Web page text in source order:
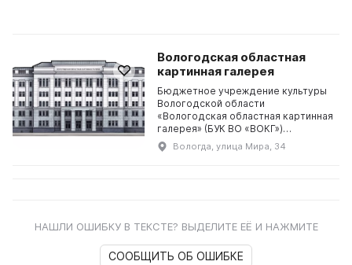
Вологодская областная
картинная галерея
Бюджетное учреждение культуры
Вологодской области
«Вологодская областная картинная
галерея» (БУК ВО «ВОКГ»)
Вологодская областная картинная
галерея создана в 1952 году на
Вологда, улица Мира, 34
НАШЛИ ОШИБКУ В ТЕКСТЕ? ВЫДЕЛИТЕ ЕЁ И НАЖМИТЕ
СООБЩИТЬ ОБ ОШИБКЕ